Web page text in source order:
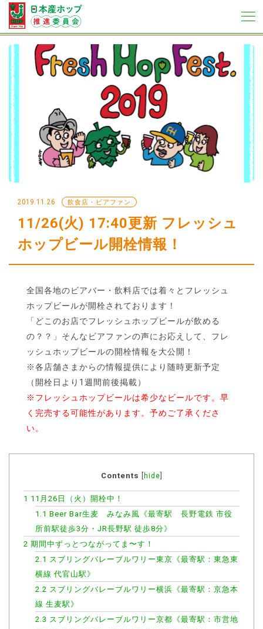
2019.11.26 飲食店・ビアファン
11/26(火) 17:40更新 フレッシュ
ホップビール開栓情報！
全国各地のビアバー・飲料店では着々とフレッシュ
ホップビールが開栓されております！
「どこのお店でフレッシュホップビールが飲める
の？？」そんなビアファンの声にお応えして、フレ
ッシュホップビールの開栓情報を大公開！
※各店舗さまからの情報提供により随時更新予定
（開栓日より1週間前後掲載）
※フレッシュホップビールは希少なビールです。早
く完売する可能性があります。予めご了承くださ
い。
Contents hide
1 11月26日（火）開栓中！
1.1 Beer Bar生麦 みなみ風《最寄駅 長野電鉄 市役
所前駅徒歩3分・JR長野駅 徒歩8分》
2 期間中ずっとつながってま〜す！
2.1 スブリングバレーブルワリー東京《最寄駅：東急東
横線 代官山駅》
2.2 スブリングバレーブルワリー横浜《最寄駅：京急本
線 生麦駅》
2.3 スブリングバレーブルワリー京都《最寄駅：市営地